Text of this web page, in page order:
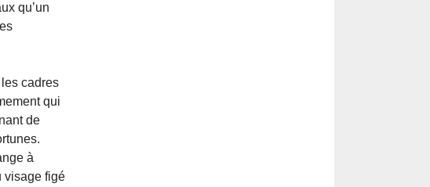
qu’un
cadres
qui
de
à
visage figé